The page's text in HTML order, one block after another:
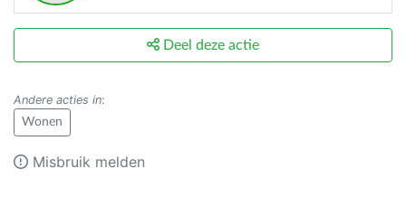
Deel deze actie
Andere acties in:
Wonen
Misbruik melden